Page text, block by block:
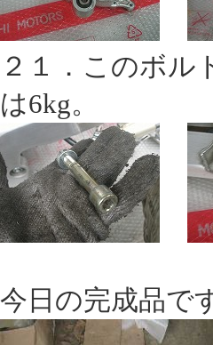
２１．このボル
は6kg。
今日の完成品で